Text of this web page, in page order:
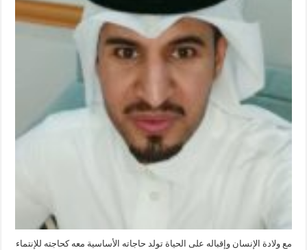
مع ولادة الإنسان وإقباله على الحياة تولد حاجاته الأساسية معه كحاجته للإنتماء